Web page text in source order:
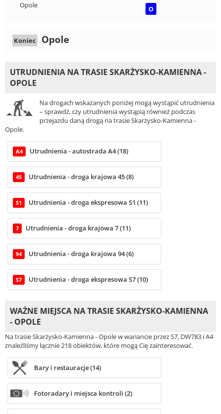
Opole O
Koniec Opole
UTRUDNIENIA NA TRASIE SKARŻYSKO-KAMIENNA -
OPOLE
Na drogach wskazanych poniżej mogą wystąpić utrudnienia
– sprawdź, czy utrudnienia wystąpią również podczas
przejazdu daną drogą na trasie Skarżysko-Kamienna -
Opole.
A4 Utrudnienia - autostrada A4 (18)
45 Utrudnienia - droga krajowa 45 (8)
S1 Utrudnienia - droga ekspresowa S1 (11)
7 Utrudnienia - droga krajowa 7 (11)
94 Utrudnienia - droga krajowa 94 (6)
S7 Utrudnienia - droga ekspresowa S7 (10)
WAŻNE MIEJSCA NA TRASIE SKARŻYSKO-KAMIENNA
- OPOLE
Na trasie Skarżysko-Kamienna - Opole w wariancie przez S7, DW783 i A4
znaleźliśmy łącznie 218 obiektów, które mogą Cię zainteresować.
Bary i restauracje (14)
Fotoradary i miejsca kontroli (2)